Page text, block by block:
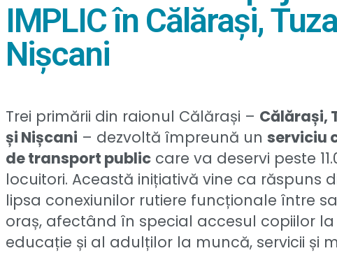
IMPLIC în Călărași,
Nișcani
Trei primării din raionul Călărași – Călărași,
și Nișcani – dezvoltă împreună un serviciu
de transport public care va deservi peste
locuitori. Această inițiativă vine ca răspuns
lipsa conexiunilor rutiere funcționale între
oraș, afectând în special accesul copiilor la
educație și al adulților la muncă, servicii și